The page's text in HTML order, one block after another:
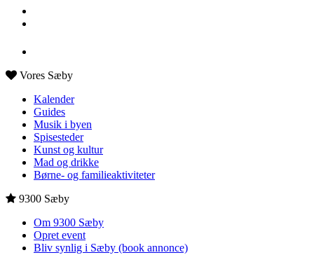
Vores Sæby
Kalender
Guides
Musik i byen
Spisesteder
Kunst og kultur
Mad og drikke
Børne- og familieaktiviteter
9300 Sæby
Om 9300 Sæby
Opret event
Bliv synlig i Sæby (book annonce)